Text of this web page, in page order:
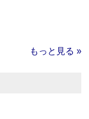
もっと見る »